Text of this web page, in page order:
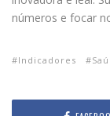
números e focar
Indicadores